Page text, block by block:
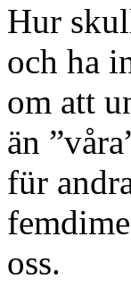
Hur
och ha
om att
än
für
oss.